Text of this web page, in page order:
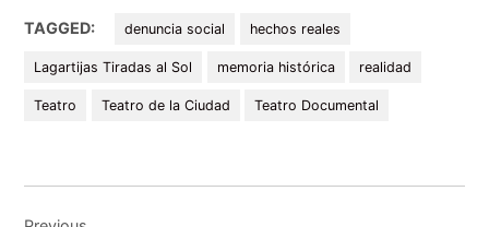
TAGGED: denuncia social hechos reales
Lagartijas Tiradas al Sol memoria histórica realidad
Teatro Teatro de la Ciudad Teatro Documental